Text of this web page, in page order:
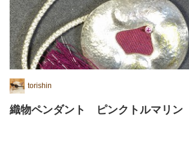
torishin
織物ペンダント ピンクトルマリン